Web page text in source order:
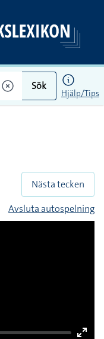
Sök
Hjälp/Tips
Nästa tecken
Avsluta autospelning